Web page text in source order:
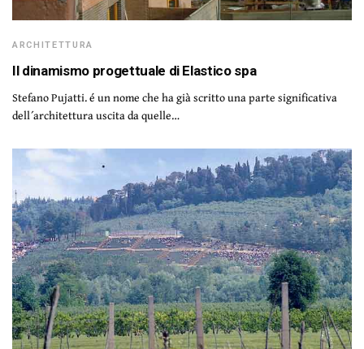
ARCHITETTURA
Il dinamismo progettuale di Elastico spa
Stefano Pujatti. é un nome che ha già scritto una parte significativa
dell´architettura uscita da quelle…